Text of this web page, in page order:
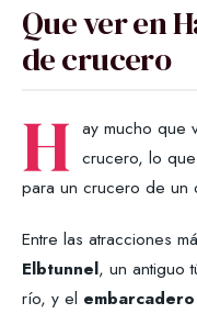
Que ver en
de crucero
H ay mucho que
crucero, lo
para un crucero de un
Entre las atracciones
Elbtunnel, un antiguo
río, y el